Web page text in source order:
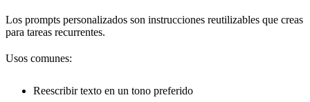
Los prompts personalizados son instrucciones reutilizables que creas
para tareas recurrentes.
Usos comunes:
Reescribir texto en un tono preferido